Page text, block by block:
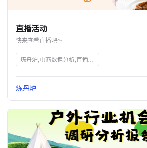
关于我们
公司介绍
商机推荐
直播活动
快来查看直播吧～
炼丹炉,电商数据分析,直播行业解读,宠物行业解读,知衣科技,AI大数据,服装AI
炼丹炉